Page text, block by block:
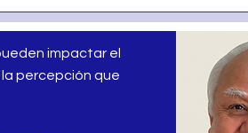
impactar el
percepción que